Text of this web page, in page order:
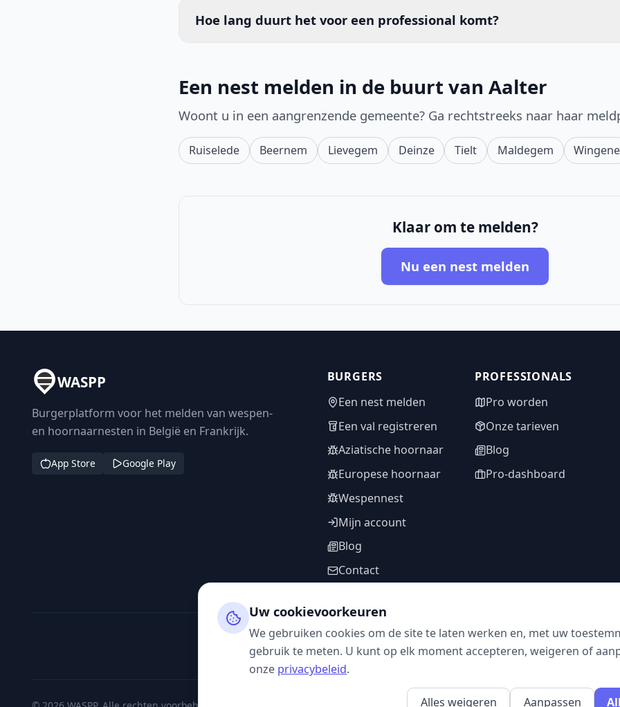
Hoe lang duurt het voor een professional komt?
Een nest melden in de buurt van Aalter
Woont u in een aangrenzende gemeente? Ga rechtstreeks naar haar
Ruiselede Beernem Lievegem Deinze Tielt Maldegem Wingene
Klaar om te melden?
Nu een nest melden
WASPP
Burgerplatform voor het melden van wespen-
en hoornaarnesten in België en Frankrijk.
App Store Google Play
BURGERS
Een nest melden
Een val registreren
Aziatische hoornaar
Europese hoornaar
Wespennest
Mijn account
Blog
Contact
PROFESSIONALS
Pro worden
Onze tarieven
Blog
Pro-dashboard
VOLG ONS
Uw cookievoorkeuren
We gebruiken cookies om de site te laten werken en, met uw
gebruik te meten. U kunt op elk moment accepteren, weigeren of
onze privacybeleid.
Alles weigeren Aanpassen